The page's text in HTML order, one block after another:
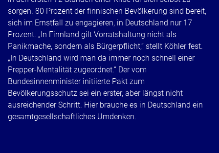
sorgen. 80 Prozent der finnischen Bevölkerung sind bereit,
sich im Ernstfall zu engagieren, in Deutschland nur 17
Prozent. „In Finnland gilt Vorratshaltung nicht als
Panikmache, sondern als Bürgerpflicht,“ stellt Köhler fest.
„In Deutschland wird man da immer noch schnell einer
Prepper-Mentalität zugeordnet.“ Der vom
Bundesinnenminister initiierte Pakt zum
Bevölkerungsschutz sei ein erster, aber längst nicht
ausreichender Schritt. Hier brauche es in Deutschland ein
gesamtgesellschaftliches Umdenken.